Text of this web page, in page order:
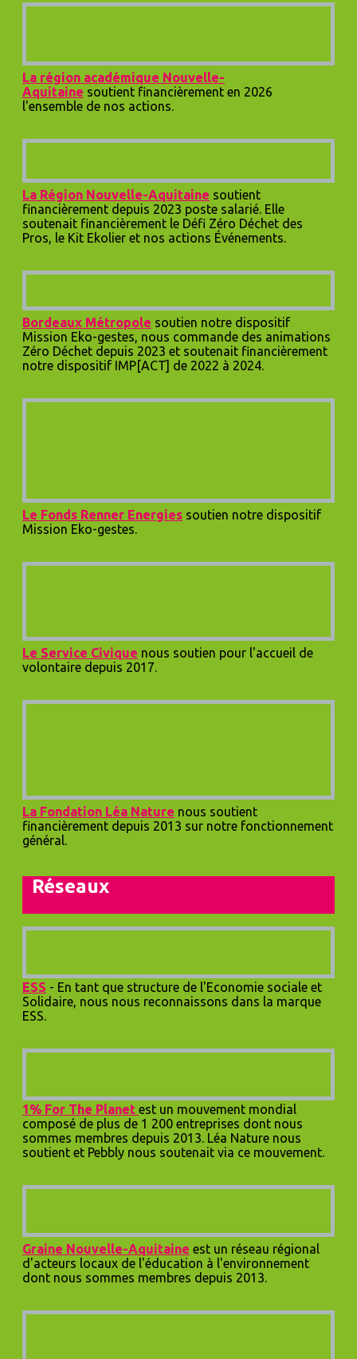
La région académique Nouvelle-
Aquitaine soutient financièrement en 2026
l'ensemble de nos actions.
La Région Nouvelle-Aquitaine soutient
financièrement depuis 2023 poste salarié. Elle
soutenait financièrement le Défi Zéro Déchet des
Pros, le Kit Ekolier et nos actions Événements.
Bordeaux Métropole soutien notre dispositif
Mission Eko-gestes, nous commande des animations
Zéro Déchet depuis 2023 et soutenait financièrement
notre dispositif IMP[ACT] de 2022 à 2024.
Le Fonds Renner Energies soutien notre dispositif
Mission Eko-gestes.
Le Service Civique nous soutien pour l'accueil de
volontaire depuis 2017.
La Fondation Léa Nature nous soutient
financièrement depuis 2013 sur notre fonctionnement
général.
Réseaux
ESS - En tant que structure de l'Économie sociale et
Solidaire, nous nous reconnaissons dans la marque
ESS.
1% For The Planet est un mouvement mondial
composé de plus de 1 200 entreprises dont nous
sommes membres depuis 2013. Léa Nature nous
soutient et Pebbly nous soutenait via ce mouvement.
Graine Nouvelle-Aquitaine est un réseau régional
d'acteurs locaux de l'éducation à l'environnement
dont nous sommes membres depuis 2013.